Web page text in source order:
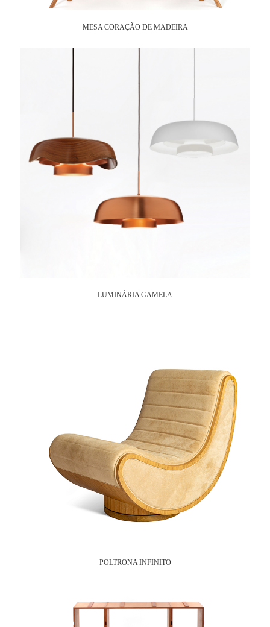
MESA CORAÇÃO DE MADEIRA
LUMINÁRIA GAMELA
POLTRONA INFINITO